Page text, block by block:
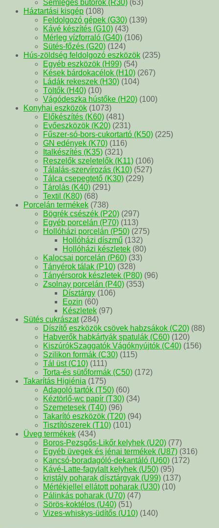
Semleges bútorok (R30) (63)
Háztartási kisgép (108)
Feldolgozó gépek (G30) (139)
Kávé készítés (G10) (43)
Mérleg vízforraló (G40) (106)
Sütés-főzés (G20) (124)
Hús-zöldség feldolgozó eszközök (235)
Egyéb eszközök (H99) (54)
Kések bárdokacélok (H10) (267)
Ládák rekeszek (H30) (104)
Töltők (H40) (10)
Vágódeszka hústőke (H20) (100)
Konyhai eszközök (1073)
Előkészítés (K60) (481)
Evőeszközök (K20) (231)
Fűszer-só-bors-cukortartó (K50) (225)
GN edények (K70) (116)
Italkészítés (K35) (321)
Reszelők szeletelők (K11) (106)
Tálalás-szervírozás (K10) (527)
Tálca csepegtető (K30) (229)
Tárolás (K40) (291)
Textil (K80) (68)
Porcelán termékek (738)
Bögrék csészék (P20) (297)
Egyéb porcelán (P70) (113)
Hollóházi porcelán (P50) (275)
Hollóházi díszmű (132)
Hollóházi készletek (80)
Kalocsai porcelán (P60) (33)
Tányérok tálak (P10) (328)
Tányérsorok készletek (P80) (96)
Zsolnay porcelán (P40) (353)
Dísztárgy (106)
Eozin (60)
Készletek (97)
Sütés cukrászat (284)
Díszítő eszközök csövek habzsákok (C20) (88)
Habverők habkártyák spatulák (C60) (120)
KiszúrókSzaggatók Vágóknyújtók (C40) (156)
Szilikon formák (C30) (115)
Tál üst (C10) (111)
Torta-és sütőformák (C50) (172)
Takarítás Higiénia (175)
Adagoló tartók (T50) (60)
Kéztörlő-wc papír (T30) (34)
Szemetesek (T40) (96)
Takarító eszközök (T20) (94)
Tisztítószerek (T10) (101)
Üveg termékek (434)
Boros-Pezsgős-Likőr kelyhek (U20) (77)
Egyéb üvegek és jénai termékek (U87) (316)
Kancsó-boradagóló-dekantáló (U60) (172)
Kávé-Latte-fagylalt kelyhek (U50) (95)
kristály poharak dísztárgyak (U99) (137)
Mértékjellel ellátott poharak (U30) (10)
Pálinkás poharak (U70) (47)
Sörös-koktélos (U40) (51)
Vizes-whiskys-üdítős (U10) (140)